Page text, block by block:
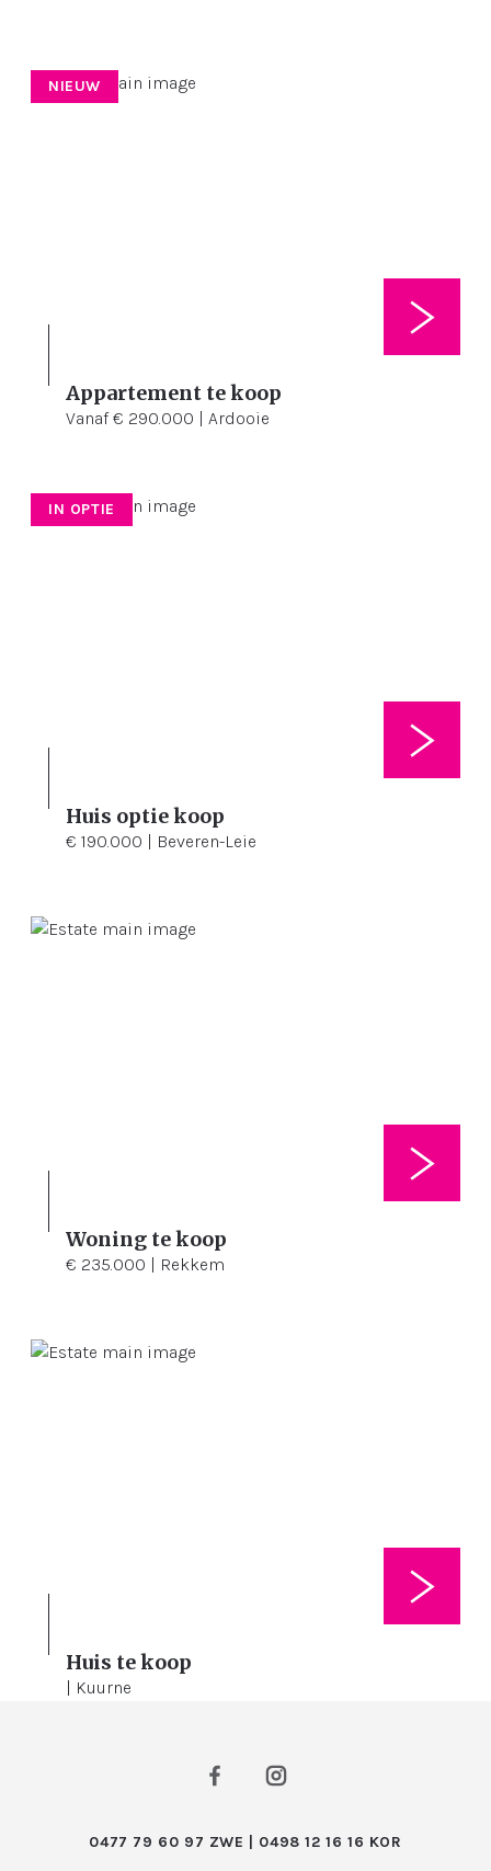
2 87 m² 75 m²
NIEUW
Appartement te koop
Vanaf € 290.000 | Ardooie
3 175 m²
IN OPTIE
Huis optie koop
€ 190.000 | Beveren-Leie
3 250 m²
Woning te koop
€ 235.000 | Rekkem
4 283 m²
Huis te koop
| Kuurne
0477 79 60 97 ZWE | 0498 12 16 16 KOR